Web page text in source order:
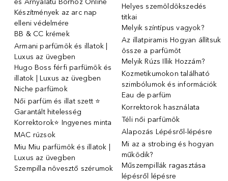
és Árnyalatú Bőrhöz Online
Készítmények az arc nap
elleni védelmére
BB & CC krémek
Armani parfümök és illatok |
Luxus az üvegben
Hugo Boss férfi parfümök és
illatok | Luxus az üvegben
Niche parfümok
Női parfüm és illat szett ⭐
Garantált hitelesség
Korrektorok⭐ Ingyenes minta
MAC rúzsok
Miu Miu parfümök és illatok |
Luxus az üvegben
Szempilla növesztő szérumok
Helyes szemöldökszedés
titkai
Melyik színtípus vagyok?
Az illatpiramis Hogyan állítsuk
össze a parfümöt
Melyik Rúzs Illik Hozzám?
Kozmetikumokon található
szimbólumok és információk
Eau de parfüm
Korrektorok használata
Téli női parfümök
Alapozás Lépésről-lépésre
Mi az a strobing és hogyan
működik?
Műszempillák ragasztása
lépésről lépésre